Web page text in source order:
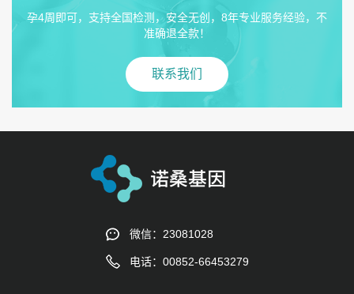
孕4周即可，支持全国检测，安全无创，8年专业服务经验，不
准确退全款！
联系我们
微信：23081028
电话：00852-66453279